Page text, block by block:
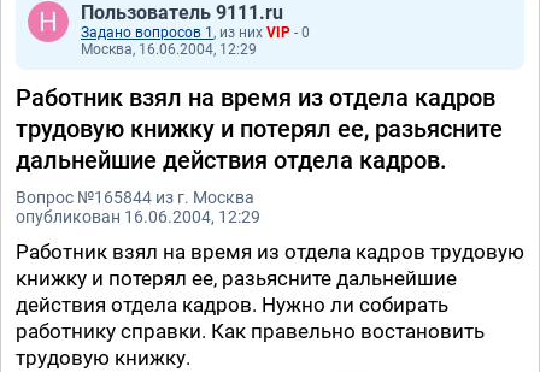
Пользователь 9111.ru
Задано вопросов 1 , из них VIP - 0
Москва, 16.06.2004, 12:29
Работник взял на время из отдела кадров
трудовую книжку и потерял ее, разьясните
дальнейшие действия отдела кадров.
Вопрос №165844 из г. Москва
опубликован 16.06.2004, 12:29
Работник взял на время из отдела кадров трудовую
книжку и потерял ее, разьясните дальнейшие
действия отдела кадров. Нужно ли собирать
работнику справки. Как правельно востановить
трудовую книжку.